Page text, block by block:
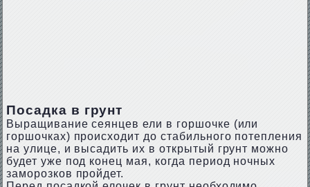
Посадка в грунт
Выращивание сеянцев ели в горшочке (или
горшочках) происходит до стабильного потепления
на улице, и высадить их в открытый грунт можно
будет уже под конец мая, когда период ночных
заморозков пройдет.